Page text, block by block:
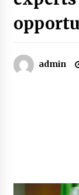
admin